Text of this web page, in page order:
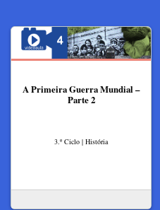
A Primeira Guerra Mundial –
Parte 2
3.º Ciclo | História